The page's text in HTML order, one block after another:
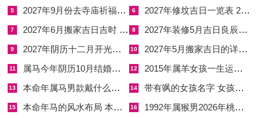
旺流年而引发之焦躁与摩擦，此日冲兔煞东，属兔者避之；酉金
正能克制流年丙午过旺之火势，若宅主八字中火炎过甚，此日入
宅正合金来调候之理，家宅气场得以平衡。
阳历2026年5月19日，农历四月初三，干支丁酉，此日天德黄道
吉星再临，兼为三合日，天德与三合吉神汇聚一处，乃诸多吉日
中之上上选也；三合聚气，主天地人与、诸事顺遂。此日冲兔煞
5 2027年9月份去寺庙祈福的日子 2027年5月去寺庙吉日一览表 6 2027年修坟吉日一览表 2027年农历2月修坟吉日一览表
7 2027年6月搬家吉日吉时 2027年农历6月搬家吉日一览表 8 2027年装修5月吉日良辰查询表 2027年农历5月装修吉日一览表
9 2027年阴历十二月开光吉日 2027年12月开光吉日一览表 10 2027年5月搬家吉日的详细解释 2027年5月搬家吉日吉时查询
11 属马今年阴历10月结婚好吗 属马还有几年本命年结婚呢好吗 12 2015年属羊女孩一生运势 2015年属羊女2026年健康运好吗
13 本命年属马男款戴什么财神 本命年属马男士戴什么好一点 14 带有飒的女孩名字 女孩取名字带飒字有什么名字好听
15 本命年马的风水布局 本命年马的佛像怎么摆放 16 1992年属猴男2026年桃花运 1992年属猴男2026年感情运如何